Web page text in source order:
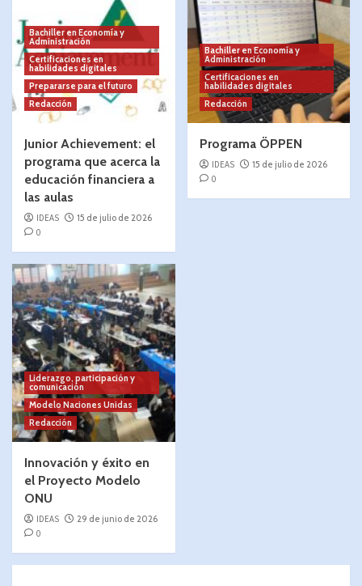
Bachiller en Economía y
Administración
Certificaciones en
habilidades digitales
Prepararse para el futuro
Redacción
Junior Achievement: el
programa que acerca la
educación financiera a
las aulas
IDEAS
15 de julio de 2026
0
Bachiller en Economía y
Administración
Certificaciones en
habilidades digitales
Redacción
Programa ÖPPEN
IDEAS
15 de julio de 2026
0
Liderazgo, participación y
comunicación
Modelo Naciones Unidas
Redacción
Innovación y éxito en
el Proyecto Modelo
ONU
IDEAS
29 de junio de 2026
0